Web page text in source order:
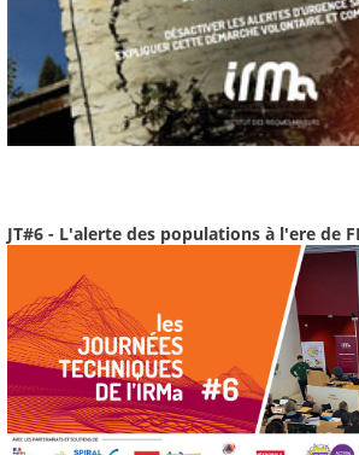
JT#6 - L'alerte des populations à l'ere de